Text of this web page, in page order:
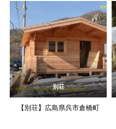
別荘
【別荘】広島県呉市倉橋町